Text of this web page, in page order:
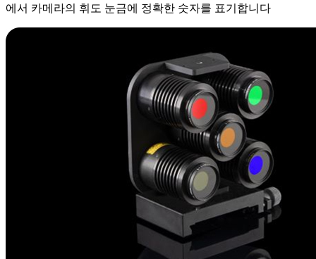
에서 카메라의 휘도 눈금에 정확한 숫자를 표기합니다